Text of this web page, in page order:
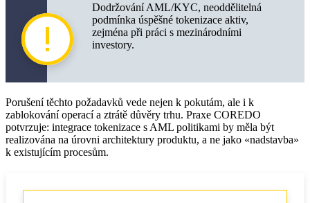
Dodržování AML/KYC, neoddělitelná
podmínka úspěšné tokenizace aktiv,
zejména při práci s mezinárodními
investory.
Porušení těchto požadavků vede nejen k pokutám, ale i k
zablokování operací a ztrátě důvěry trhu. Praxe COREDO
potvrzuje: integrace tokenizace s AML politikami by měla být
realizována na úrovni architektury produktu, a ne jako «nadstavba»
k existujícím procesům.